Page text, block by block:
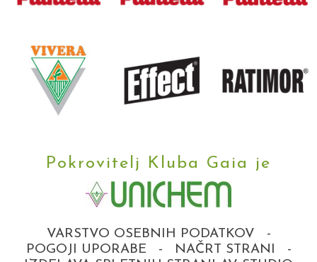
Pokrovitelj Kluba Gaia je
VARSTVO OSEBNIH PODATKOV
-
POGOJI UPORABE
- NAČRT STRANI
-